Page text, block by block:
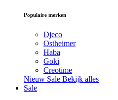
Populaire merken
Djeco
Ostheimer
Haba
Goki
Creotime
Nieuw Sale Bekijk alles
Sale